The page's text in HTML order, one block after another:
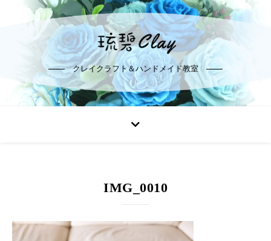
クレイクラフト＆ハンドメイド教室
IMG_0010